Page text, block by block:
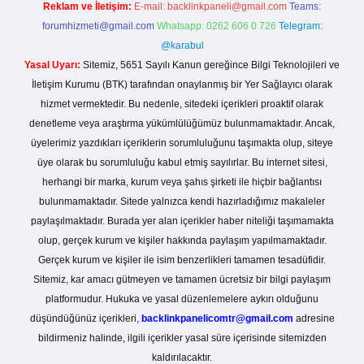
Reklam ve İletişim: E-mail: backlinkpaneli@gmail.com Teams:
forumhizmeti@gmail.com Whatsapp: 0262 606 0 726 Telegram:
@karabul
Yasal Uyarı: Sitemiz, 5651 Sayılı Kanun gereğince Bilgi Teknolojileri ve
İletişim Kurumu (BTK) tarafından onaylanmış bir Yer Sağlayıcı olarak
hizmet vermektedir. Bu nedenle, sitedeki içerikleri proaktif olarak
denetleme veya araştırma yükümlülüğümüz bulunmamaktadır. Ancak,
üyelerimiz yazdıkları içeriklerin sorumluluğunu taşımakta olup, siteye
üye olarak bu sorumluluğu kabul etmiş sayılırlar. Bu internet sitesi,
herhangi bir marka, kurum veya şahıs şirketi ile hiçbir bağlantısı
bulunmamaktadır. Sitede yalnızca kendi hazırladığımız makaleler
paylaşılmaktadır. Burada yer alan içerikler haber niteliği taşımamakta
olup, gerçek kurum ve kişiler hakkında paylaşım yapılmamaktadır.
Gerçek kurum ve kişiler ile isim benzerlikleri tamamen tesadüfidir.
Sitemiz, kar amacı gütmeyen ve tamamen ücretsiz bir bilgi paylaşım
platformudur. Hukuka ve yasal düzenlemelere aykırı olduğunu
düşündüğünüz içerikleri, backlinkpanelicomtr@gmail.com adresine
bildirmeniz halinde, ilgili içerikler yasal süre içerisinde sitemizden
kaldırılacaktır.